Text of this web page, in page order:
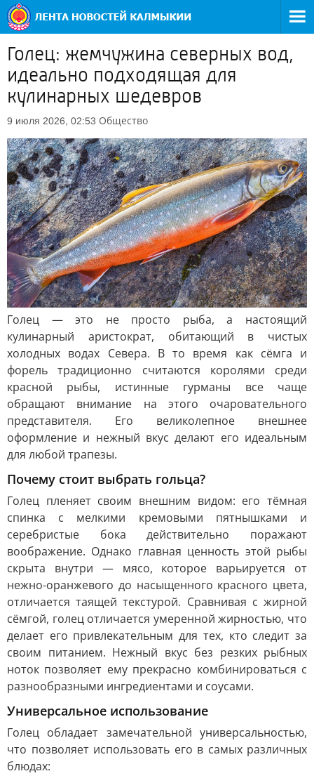
Голец: жемчужина северных вод,
идеально подходящая для
кулинарных шедевров
9 июля 2026, 02:53 Общество
Голец — это не просто рыба, а настоящий
кулинарный аристократ, обитающий в чистых
холодных водах Севера. В то время как сёмга и
форель традиционно считаются королями среди
красной рыбы, истинные гурманы все чаще
обращают внимание на этого очаровательного
представителя. Его великолепное внешнее
оформление и нежный вкус делают его идеальным
для любой трапезы.
Почему стоит выбрать гольца?
Голец пленяет своим внешним видом: его тёмная
спинка с мелкими кремовыми пятнышками и
серебристые бока действительно поражают
воображение. Однако главная ценность этой рыбы
скрыта внутри — мясо, которое варьируется от
нежно-оранжевого до насыщенного красного цвета,
отличается таящей текстурой. Сравнивая с жирной
сёмгой, голец отличается умеренной жирностью, что
делает его привлекательным для тех, кто следит за
своим питанием. Нежный вкус без резких рыбных
ноток позволяет ему прекрасно комбинироваться с
разнообразными ингредиентами и соусами.
Универсальное использование
Голец обладает замечательной универсальностью,
что позволяет использовать его в самых различных
блюдах: